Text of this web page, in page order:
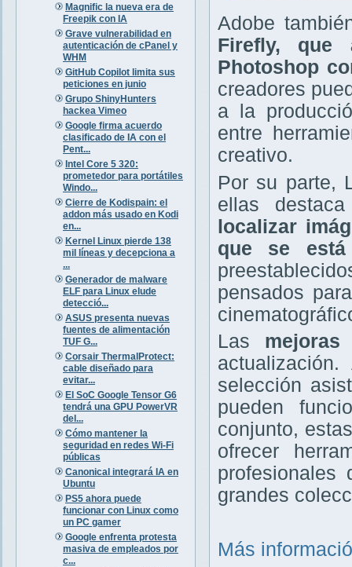
Magnific la nueva era de
Freepik con IA
Grave vulnerabilidad en
autenticación de cPanel y
WHM
GitHub Copilot limita sus
peticiones en junio
Grupo ShinyHunters
hackea Vimeo
Google firma acuerdo
clasificado de IA con el
Pent...
Intel Core 5 320:
prometedor para portátiles
Windo...
Cierre de Kodispain: el
addon más usado en Kodi
en...
Kernel Linux pierde 138
mil líneas y decepciona a
...
Generador de malware
ELF para Linux elude
detecció...
ASUS presenta nuevas
fuentes de alimentación
TUF G...
Corsair ThermalProtect:
cable diseñado para
evitar...
El SoC Google Tensor G6
tendrá una GPU PowerVR
del...
Cómo mantener la
seguridad en redes Wi-Fi
públicas
Canonical integrará IA en
Ubuntu
PS5 ahora puede
funcionar con Linux como
un PC gamer
Google enfrenta protesta
masiva de empleados por
c...
Adobe
Firefly, que
Photoshop
creadores
a la
entre
creativo.
Por su parte,
ellas
localizar
que se está
pensados
Las
selección
pueden
conjunto,
ofrecer
profesionales
grandes
Más